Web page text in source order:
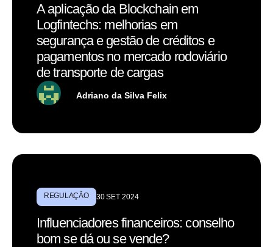
A aplicação da Blockchain em
Logfintechs: melhorias em
segurança e gestão de créditos e
pagamentos no mercado rodoviário
de transporte de cargas
Adriano da Silva Felix
REGULAÇÃO 30 SET 2024
Influenciadores financeiros: conselho
bom se dá ou se vende?